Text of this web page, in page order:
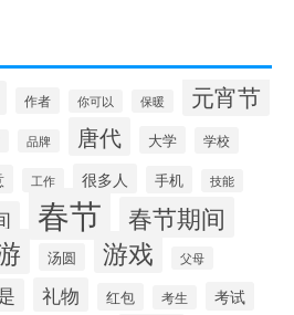
作者 你可以 保暖 元宵节
品牌 唐代 大学 学校
工作 很多人 手机 技能
春节 春节期间
汤圆 游戏 父母
礼物 红包 考生 考试